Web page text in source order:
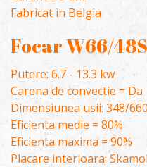
Fabricat in Belgia
Focar W66/48S
Putere: 6.7 - 13.3 kw
Carena de convectie = Da
Dimensiunea usii: 348/
Eficienta medie = 80%
Eficienta maxima = 90%
Placare interioara: